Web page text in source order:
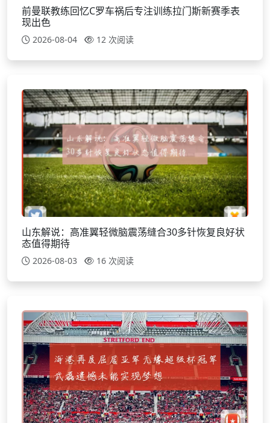
前曼联教练回忆C罗车祸后专注训练拉门斯新赛季表
现出色
2026-08-04 12 次阅读
山东解说：高准翼轻微脑震荡缝合30多针恢复良好状
态值得期待
2026-08-03 16 次阅读